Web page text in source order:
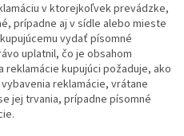
v ktorejkoľvek prevádzke,
prípadne aj v sídle alebo mieste
vydať písomné
uplatnil, čo je obsahom
kupujúci požaduje, ako
reklamácie, vrátane
jej trvania, prípadne písomné